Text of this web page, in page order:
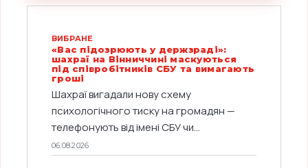
ВИБРАНЕ
«Вас підозрюють у держзраді»:
шахраї на Вінниччині маскуються
під співробітників СБУ та вимагають
гроші
Шахраї вигадали нову схему
психологічного тиску на громадян —
телефонують від імені СБУ чи...
06.08.2026